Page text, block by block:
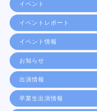
イベント
イベントレポート
イベント情報
お知らせ
出演情報
卒業生出演情報